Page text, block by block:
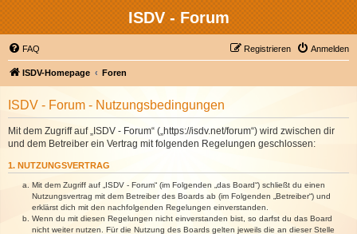
ISDV - Forum
FAQ Anmelden
Registrieren
ISDV-Homepage Foren
ISDV - Forum - Nutzungsbedingungen
Mit dem Zugriff auf „ISDV - Forum“ („https://isdv.net/forum“) wird zwischen dir
und dem Betreiber ein Vertrag mit folgenden Regelungen geschlossen:
1. NUTZUNGSVERTRAG
Mit dem Zugriff auf „ISDV - Forum“ (im Folgenden „das Board“) schließt du einen
Nutzungsvertrag mit dem Betreiber des Boards ab (im Folgenden „Betreiber“) und
erklärst dich mit den nachfolgenden Regelungen einverstanden.
Wenn du mit diesen Regelungen nicht einverstanden bist, so darfst du das Board
nicht weiter nutzen. Für die Nutzung des Boards gelten jeweils die an dieser Stelle